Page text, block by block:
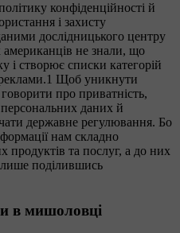
конфіденційності й
і захисту
дослідницького центру
американців не знали, що
і створює списки категорій
реклами.1 Щоб уникнути
про приватність,
даних й
державне регулювання. Бо
нам складно
продуктів та послуг, а до них
поділившись
в мишоловці